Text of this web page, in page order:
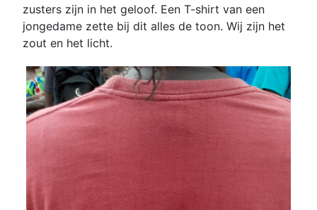
zusters zijn in het geloof. Een T-shirt van een
jongedame zette bij dit alles de toon. Wij zijn het
zout en het licht.